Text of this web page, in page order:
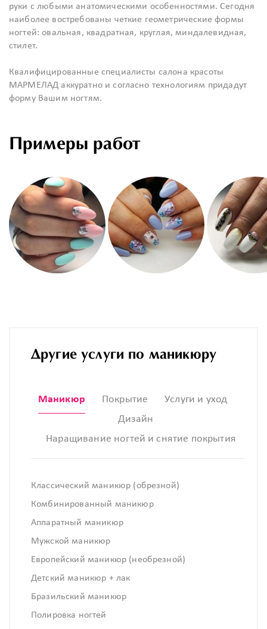
руки с любыми анатомическими особенностями. Сегодня
наиболее востребованы четкие геометрические формы
ногтей: овальная, квадратная, круглая, миндалевидная,
стилет.
Квалифицированные специалисты салона красоты
МАРМЕЛАД аккуратно и согласно технологиям придадут
форму Вашим ногтям.
Примеры работ
Другие услуги по маникюру
Маникюр Покрытие
Услуги и уход
Дизайн
Наращивание ногтей и снятие покрытия
Классический маникюр (обрезной)
Комбинированный маникюр
Аппаратный маникюр
Мужской маникюр
Европейский маникюр (необрезной)
Детский маникюр + лак
Бразильский маникюр
Полировка ногтей